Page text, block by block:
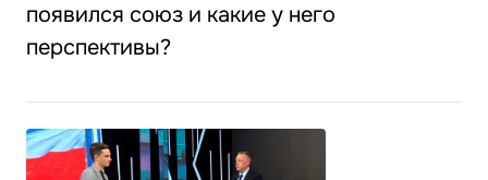
появился союз и какие у него
перспективы?